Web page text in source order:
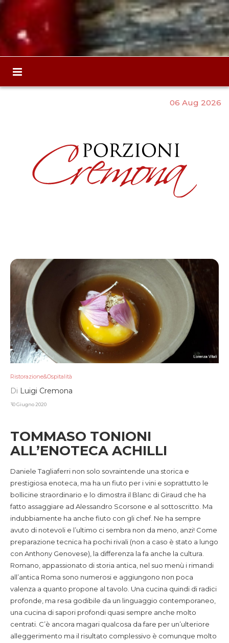
06 Aug 2026
Ristorazione&Ospitalità
Di Luigi Cremona
30 Giugno 2020
TOMMASO TONIONI
ALL’ENOTECA ACHILLI
Daniele Tagliaferri non solo sovraintende una storica e
prestigiosa enoteca, ma ha un fiuto per i vini e soprattutto le
bollicine straordinario e lo dimostra il Blanc di Giraud che ha
fatto assaggiare ad Alessandro Scorsone e al sottoscritto. Ma
indubbiamente ha anche fiuto con gli chef. Ne ha sempre
avuto di notevoli e l’ultimo ci sembra non da meno, anzi! Come
preparazione tecnica ha pochi rivali (non a caso è stato a lungo
con Anthony Genovese), la differenza la fa anche la cultura.
Romano, appassionato di storia antica, nel suo menù i rimandi
all’antica Roma sono numerosi e aggiungono non poca
valenza a quanto propone al tavolo. Una cucina quindi di radici
profonde, ma resa godibile da un linguaggio contemporaneo,
una cucina di sapori profondi quasi sempre anche molto
centrati. C’è ancora magari qualcosa da fare per un’ulteriore
alleggerimento ma il risultato complessivo è comunque molto